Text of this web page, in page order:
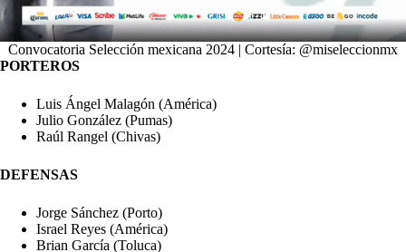
Convocatoria Selección mexicana 2024 | Cortesía: @miseleccionmx
PORTEROS
Luis Ángel Malagón (América)
Julio González (Pumas)
Raúl Rangel (Chivas)
DEFENSAS
Jorge Sánchez (Porto)
Israel Reyes (América)
Brian García (Toluca)